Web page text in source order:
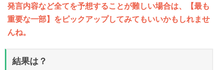
発言内容など全てを予想することが難しい場合は、【最も
重要な一部】をピックアップしてみてもいいかもしれませ
んね。
結果は？